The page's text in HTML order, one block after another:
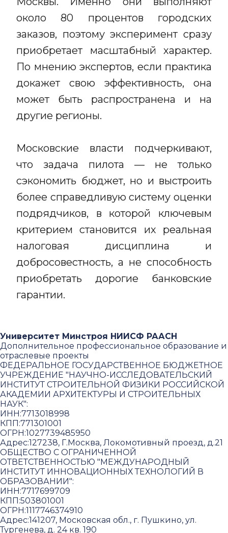
около 80 процентов городских
заказов, поэтому эксперимент сразу
приобретает масштабный характер.
По мнению экспертов, если практика
докажет свою эффективность, она
может быть распространена и на
другие регионы.
Московские власти подчеркивают,
что задача пилота — не только
сэкономить бюджет, но и выстроить
более справедливую систему оценки
подрядчиков, в которой ключевым
критерием становится их реальная
налоговая дисциплина и
добросовестность, а не способность
приобретать дорогие банковские
гарантии.
Университет Минстроя НИИСФ РААСН
Дополнительное профессиональное образование и
отраслевые проекты
ФЕДЕРАЛЬНОЕ ГОСУДАРСТВЕННОЕ БЮДЖЕТНОЕ
УЧРЕЖДЕНИЕ "НАУЧНО-ИССЛЕДОВАТЕЛЬСКИЙ
ИНСТИТУТ СТРОИТЕЛЬНОЙ ФИЗИКИ РОССИЙСКОЙ
АКАДЕМИИ АРХИТЕКТУРЫ И СТРОИТЕЛЬНЫХ
НАУК":
ИНН:7713018998
КПП:771301001
ОГРН:1027739485950
Адрес:127238, Г.Москва, Локомотивный проезд, д.21
ОБЩЕСТВО С ОГРАНИЧЕННОЙ
ОТВЕТСТВЕННОСТЬЮ "МЕЖДУНАРОДНЫЙ
ИНСТИТУТ ИННОВАЦИОННЫХ ТЕХНОЛОГИЙ В
ОБРАЗОВАНИИ":
ИНН:7717699709
КПП:503801001
ОГРН:1117746374910
Адрес:141207, Московская обл., г. Пушкино, ул.
Тургенева, д. 24 кв. 190